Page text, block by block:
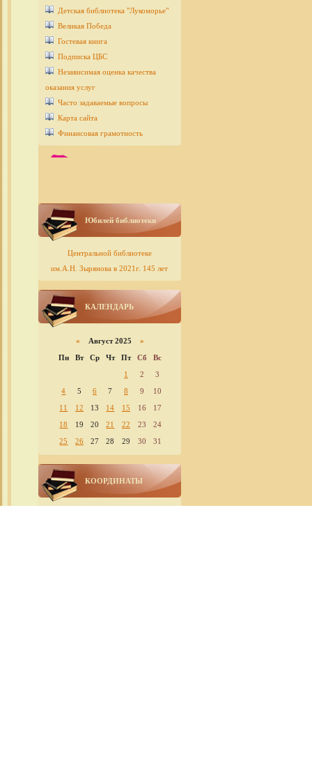
Детcкая библиотека "Лукоморье"
Великая Победа
Гостевая книга
Подписка ЦБС
Независимая оценка качества
оказания услуг
Часто задаваемые вопросы
Карта сайта
Финансовая грамотность
Юбилей библиотеки
Центральной библиотеке
им.А.Н. Зырянова в 2021г. 145 лет
КАЛЕНДАРЬ
« Август 2025 »
Пн
Вт Ср Чт Пт Сб
Вс
1
2
3
4
5 6 7 8 9
10
11
12 13 14 15 16
17
18
19 20 21 22 23
24
25
26 27 28 29 30 31
КООРДИНАТЫ